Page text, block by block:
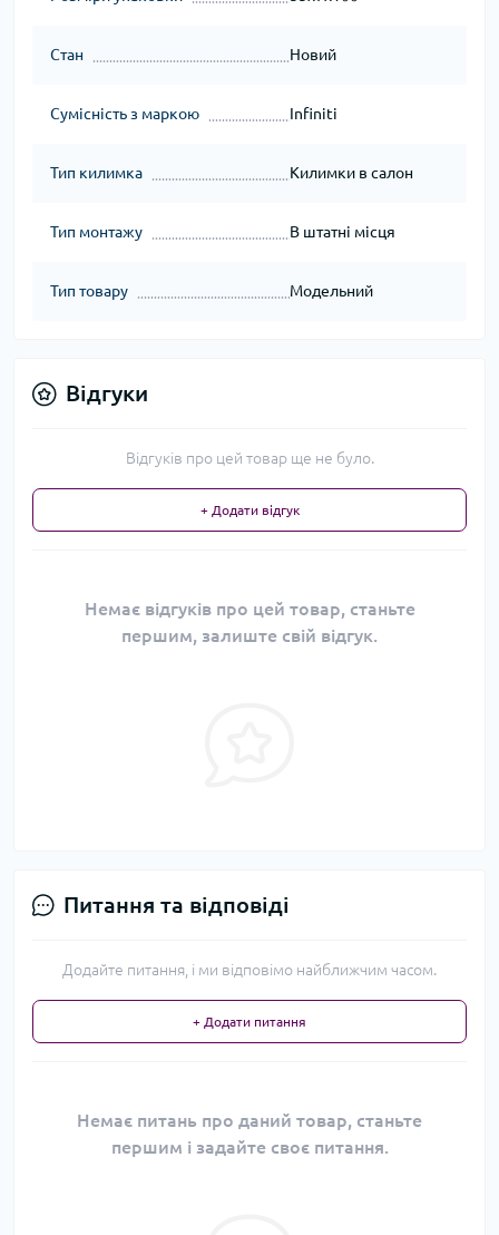
Стан Новий
Сумісність з маркою Infiniti
Тип килимка Килимки в салон
Тип монтажу В штатні місця
Тип товару Модельний
Відгуки
Відгуків про цей товар ще не було.
+ Додати відгук
Немає відгуків про цей товар, станьте
першим, залиште свій відгук.
Питання та відповіді
Додайте питання, і ми відповімо найближчим часом.
+ Додати питання
Немає питань про даний товар, станьте
першим і задайте своє питання.